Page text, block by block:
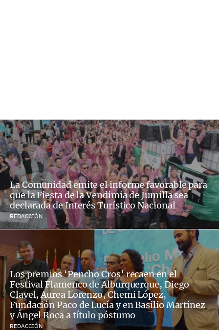
La Comunidad emite el informe favorable para
que la Fiesta de la Vendimia de Jumilla sea
declarada de Interés Turístico Nacional
REDACCIÓN
Los premios ‘Pencho Cros’ recaen en el
Festival Flamenco de Alburquerque, Diego
Clavel, Aurea Lorenzo, Chemi López,
Fundación Paco de Lucía y en Basilio Martínez
y Ángel Roca a título póstumo
REDACCIÓN